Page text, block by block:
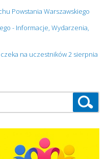
Powstania Warszawskiego
- Informacje, Wydarzenia,
czeka na uczestników 2 sierpnia